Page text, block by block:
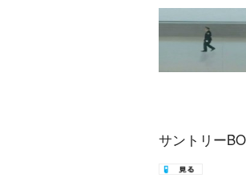
サントリー